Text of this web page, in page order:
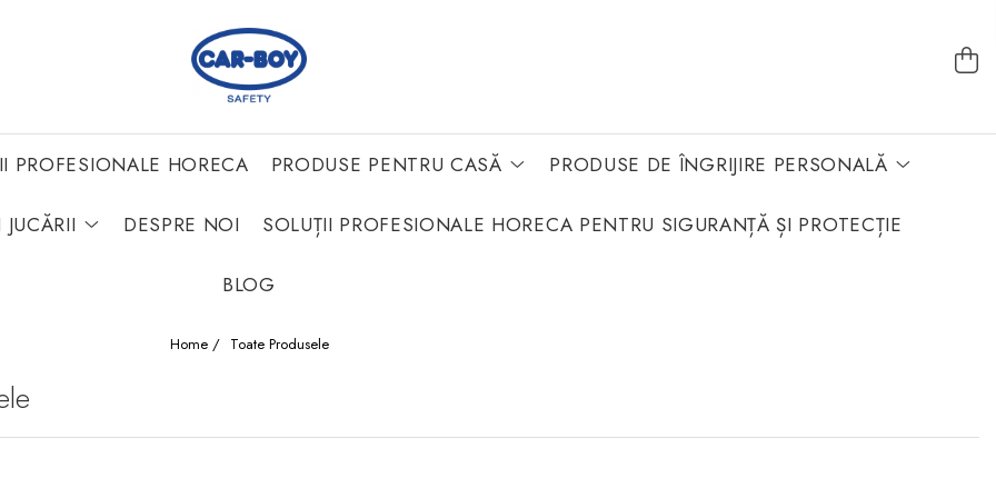
PROFESIONALE HORECA PRODUSE PENTRU CASĂ PRODUSE DE ÎNGRIJIRE PERSONALĂ
JUCĂRII DESPRE NOI SOLUȚII PROFESIONALE HORECA PENTRU SIGURANȚĂ ȘI PROTECȚIE
BLOG
Home / Toate Produsele